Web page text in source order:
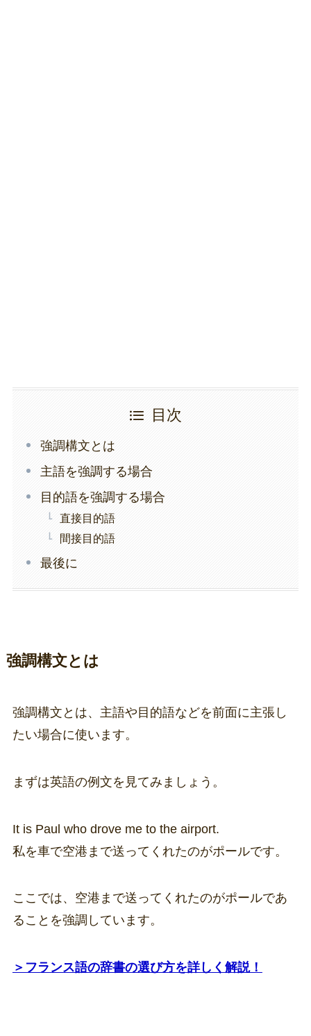
目次
強調構文とは
主語を強調する場合
目的語を強調する場合
直接目的語
間接目的語
最後に
強調構文とは
強調構文とは、主語や目的語などを前面に主張し
たい場合に使います。
まずは英語の例文を見てみましょう。
It is Paul who drove me to the airport.
私を車で空港まで送ってくれたのがポールです。
ここでは、空港まで送ってくれたのがポールであ
ることを強調しています。
＞フランス語の辞書の選び方を詳しく解説！